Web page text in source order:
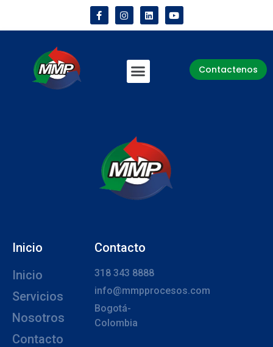
Contactenos
Inicio
Inicio
Servicios
Nosotros
Contacto
Contacto
318 343 8888
info@mmpprocesos.com
Bogotá-
Colombia